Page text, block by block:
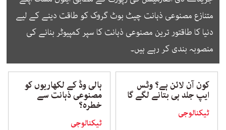
متنازع مصنوعی ذہانت چیٹ بوٹ گروک کو طاقت دینے کے لیے
دنیا کا طاقتور ترین مصنوعی ذہانت کا سپر کمپیوٹر بنانے کی
منصوبہ بندی کر رہے ہیں۔
کون آن لائن ہے؟ وٹس
ایپ جلد ہی بتانے لگے گا
ٹیکنالوجی
ہالی وڈ کے لکھاریوں کو
مصنوعی ذہانت سے
خطرہ؟
ٹیکنالوجی